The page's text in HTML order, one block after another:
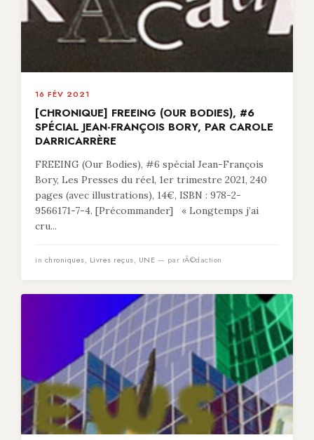
16 FÉV 2021
[CHRONIQUE] FREEING (OUR BODIES), #6
SPÉCIAL JEAN-FRANÇOIS BORY, PAR CAROLE
DARRICARRÈRE
FREEING (Our Bodies), #6 spécial Jean-François
Bory, Les Presses du réel, 1er trimestre 2021, 240
pages (avec illustrations), 14€, ISBN : 978-2-
9566171-7-4. [Précommander] « Longtemps j’ai
cru...
in chroniques, Livres reçus, UNE — par rÃ©daction